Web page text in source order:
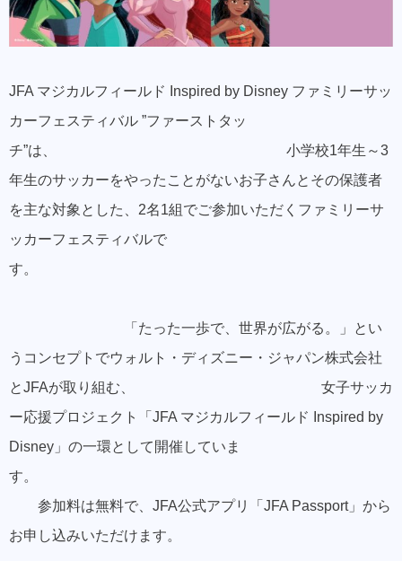
JFA マジカルフィールド Inspired by Disney ファミリーサッ
カーフェスティバル ”ファーストタッ
チ”は、 小学校1年生～3
年生のサッカーをやったことがないお子さんとその保護者
を主な対象とした、2名1組でご参加いただくファミリーサ
ッカーフェスティバルで
す。
「たった一歩で、世界が広がる。」とい
うコンセプトでウォルト・ディズニー・ジャパン株式会社
とJFAが取り組む、 女子サッカ
ー応援プロジェクト「JFA マジカルフィールド Inspired by
Disney」の一環として開催していま
す。
参加料は無料で、JFA公式アプリ「JFA Passport」から
お申し込みいただけます。